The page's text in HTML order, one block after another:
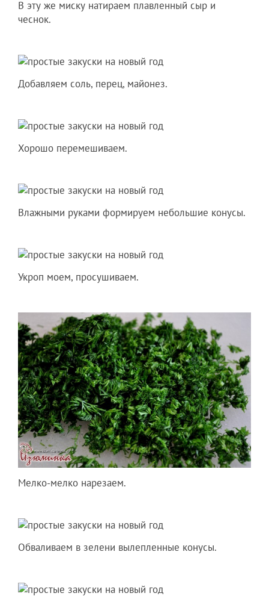
В эту же миску натираем плавленный сыр и
чеснок.
Добавляем соль, перец, майонез.
Хорошо перемешиваем.
Влажными руками формируем небольшие конусы.
Укроп моем, просушиваем.
Мелко-мелко нарезаем.
Обваливаем в зелени вылепленные конусы.